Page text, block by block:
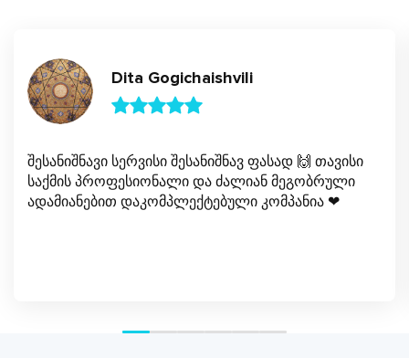
Dita Gogichaishvili
შესანიშნავი სერვისი შესანიშნავ ფასად 🙌 თავისი
საქმის პროფესიონალი და ძალიან მეგობრული
ადამიანებით დაკომპლექტებული კომპანია ❤